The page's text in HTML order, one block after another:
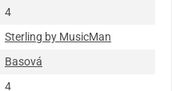
4
Sterling by MusicMan
Basová
4